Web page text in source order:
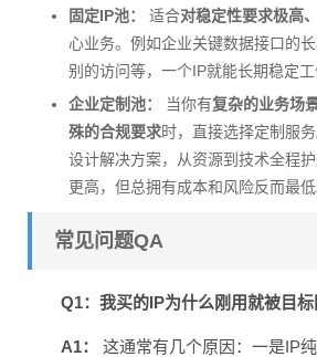
固定IP池：
适合对稳定性要求极高
心业务。例如企业关键数据接口的
别的访问等，一个IP就能长期稳定工
企业定制池：
当你有复杂的业务场
殊的合规要求时，直接选择定制服
设计解决方案，从资源到技术全程
更高，但总拥有成本和风险反而最低
常见问题QA
Q1：我买的IP为什么刚用就被目标
A1：
这通常有几个原因：一是IP